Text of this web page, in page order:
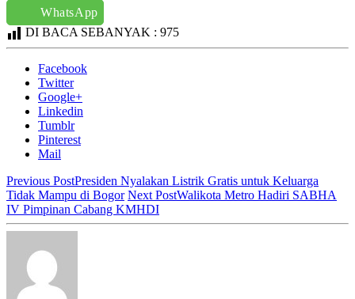
WhatsApp
DI BACA SEBANYAK : 975
Facebook
Twitter
Google+
Linkedin
Tumblr
Pinterest
Mail
Previous PostPresiden Nyalakan Listrik Gratis untuk Keluarga
Tidak Mampu di Bogor Next PostWalikota Metro Hadiri SABHA
IV Pimpinan Cabang KMHDI